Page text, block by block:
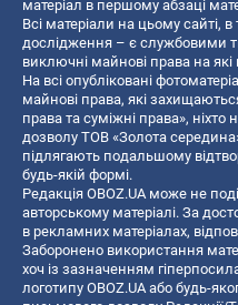
матеріал в першому абзаці
Всі матеріали на цьому сайті, в
дослідження – є службовими
виключні майнові права на
На всі опубліковані
майнові права, які
права та суміжні права»,
дозволу ТОВ «Золота
підлягають подальшому
будь-якій формі.
Редакція OBOZ.UA може не
авторському матеріалі. За
в рекламних матеріалах,
Заборонено використання
хоч із зазначенням
логотипу OBOZ.UA або будь-